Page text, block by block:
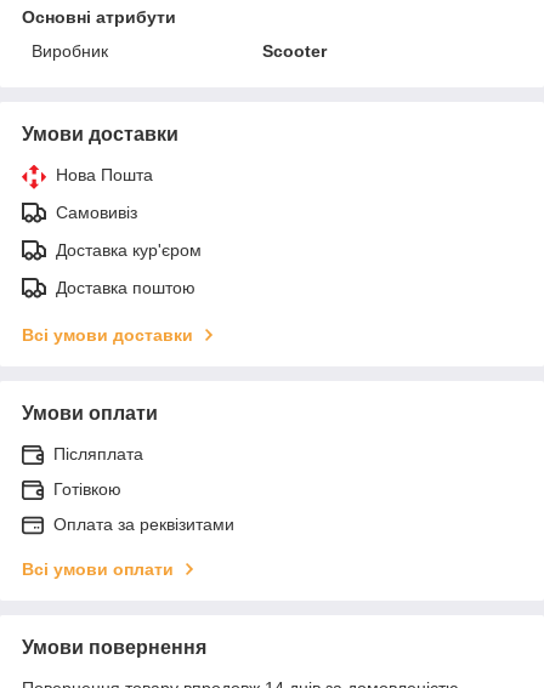
Основні атрибути
Виробник
Scooter
Умови доставки
Нова Пошта
Самовивіз
Доставка кур'єром
Доставка поштою
Всі умови доставки
Умови оплати
Післяплата
Готівкою
Оплата за реквізитами
Всі умови оплати
Умови повернення